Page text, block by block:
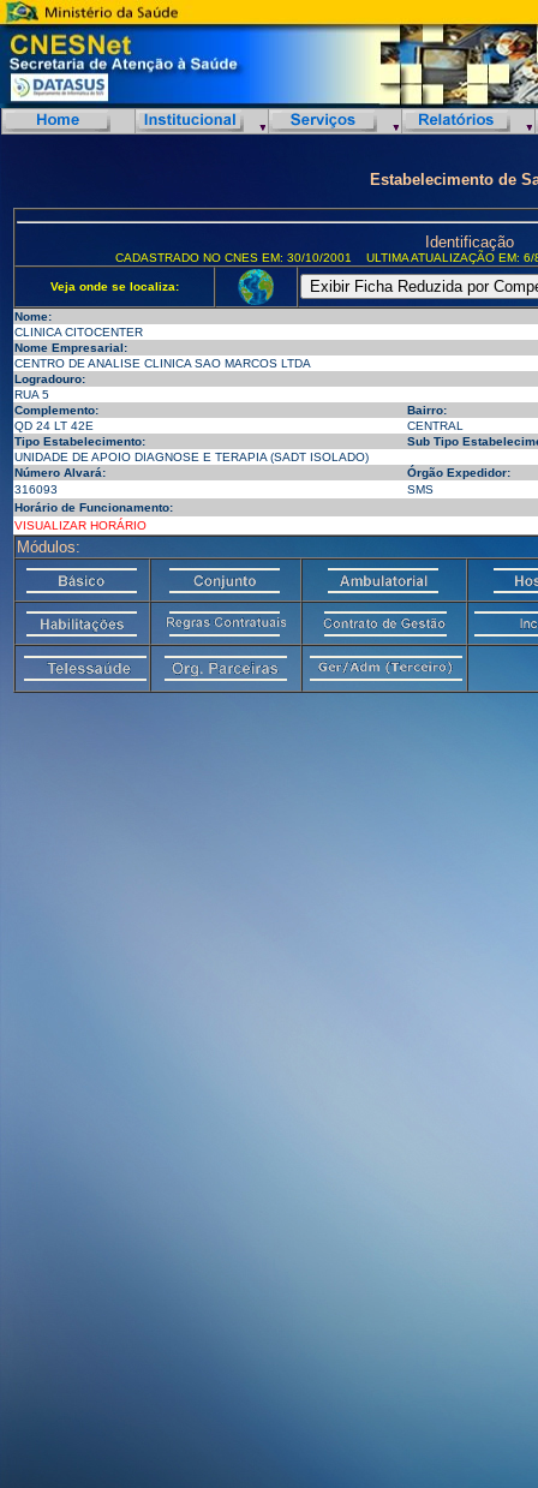
Estabelecimento de
Identificação
CADASTRADO NO CNES EM: 30/10/2001 ULTIMA ATUALIZAÇÃO EM:
Veja onde se localiza:
Nome:
CLINICA CITOCENTER
Nome Empresarial:
CENTRO DE ANALISE CLINICA SAO MARCOS LTDA
Logradouro:
RUA 5
Complemento:
Bairro:
QD 24 LT 42E
CENTRAL
Tipo Estabelecimento:
Sub Tipo
UNIDADE DE APOIO DIAGNOSE E TERAPIA (SADT ISOLADO)
Número Alvará:
Órgão Expedidor:
316093
SMS
Horário de Funcionamento:
VISUALIZAR HORÁRIO
Módulos: